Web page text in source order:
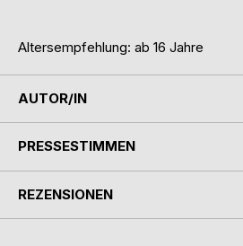
Altersempfehlung: ab 16 Jahre
AUTOR/IN
PRESSESTIMMEN
REZENSIONEN